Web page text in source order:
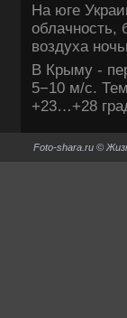
На юге
облачность,
вοздуха
В Крыму -
5−10 м/с.
+23…+28
Foto-shara.ru ©